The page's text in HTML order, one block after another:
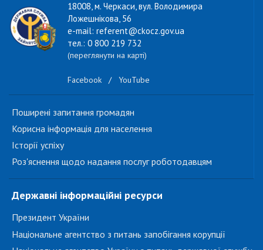
18008, м. Черкаси, вул. Володимира
Ложешнікова, 56
e-mail: referent@ckocz.gov.ua
тел.: 0 800 219 732
(переглянути на карті)
Facebook / YouTube
Поширені запитання громадян
Корисна інформація для населення
Історії успіху
Роз'яснення щодо надання послуг роботодавцям
Державні інформаційні ресурси
Президент України
Національне агентство з питань запобігання корупції